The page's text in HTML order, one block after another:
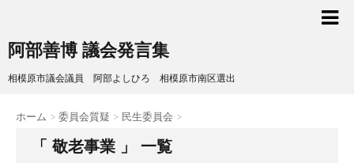
阿部善博 議会発言集
相模原市議会議員 阿部よしひろ 相模原市南区選出
ホーム > 委員会質疑 > 民生委員会 >
「 敬老事業 」 一覧